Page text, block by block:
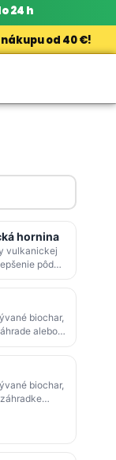
24 h
od 40 €!
hornina
vulkanickej
pôdy
biochar,
alebo
biochar,